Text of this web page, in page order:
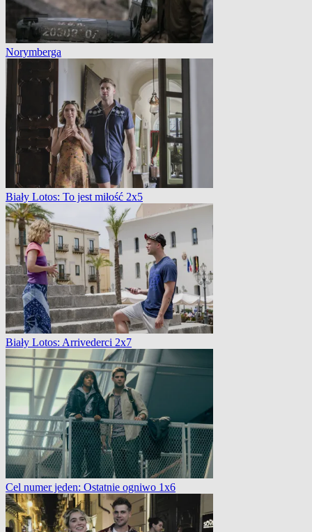
Norymberga
Biały Lotos: To jest miłość 2x5
Biały Lotos: Arrivederci 2x7
Cel numer jeden: Ostatnie ogniwo 1x6